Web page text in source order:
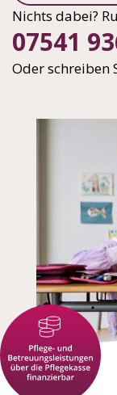
Nichts dabei?
07541
Oder schreiben